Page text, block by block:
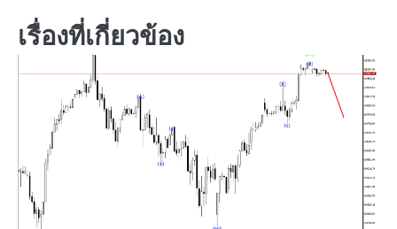
เรื่องที่เกี่ยวข้อง